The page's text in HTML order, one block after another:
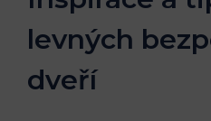
levných
dveří